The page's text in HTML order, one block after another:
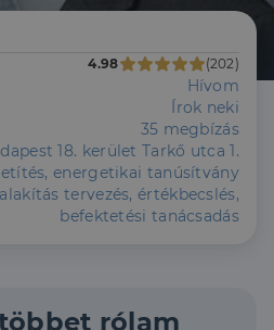
4.98 (202)
Hívom
Írok neki
35 megbízás
18. kerület Tarkő utca 1.
energetikai tanúsítvány
tervezés, értékbecslés,
befektetési tanácsadás
rólam